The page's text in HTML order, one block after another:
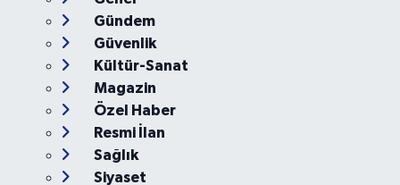
Dünya
Eğitim
Ekonomi
Genel
Gündem
Güvenlik
Kültür-Sanat
Magazin